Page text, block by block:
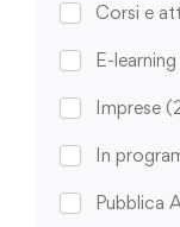
Corsi e
E-learning
Imprese
In
Pubblica